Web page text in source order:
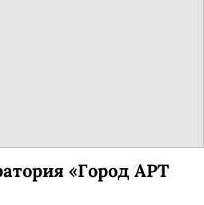
«Город АРТ